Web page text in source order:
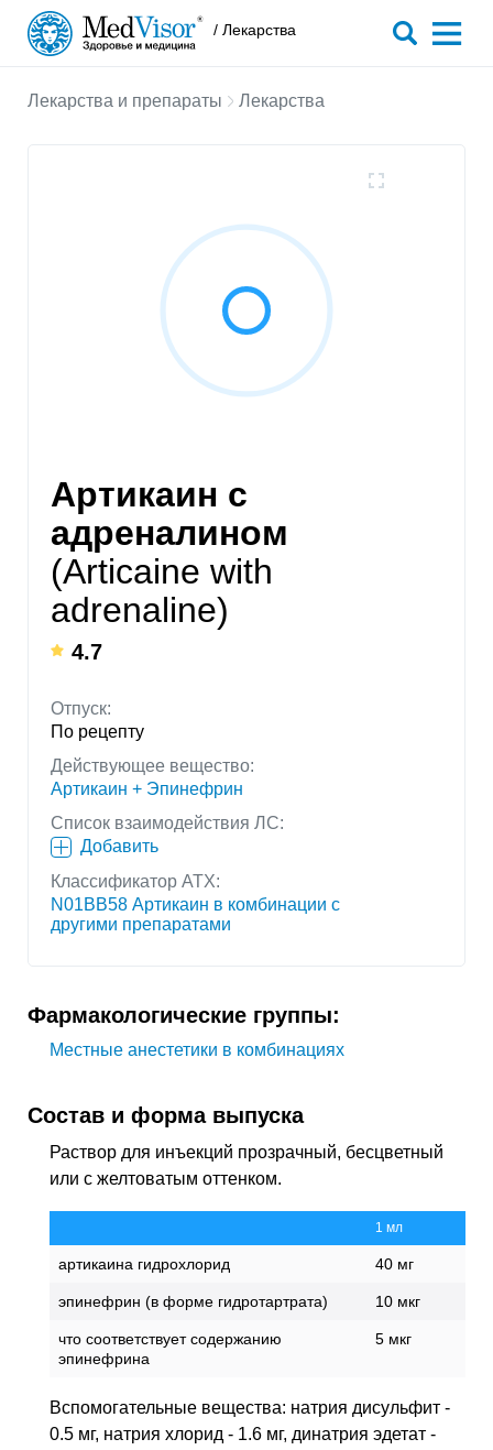
/ Лекарства
Лекарства и препараты Лекарства
Артикаин с
адреналином
(Articaine with
adrenaline)
4.7
Отпуск:
По рецепту
Действующее вещество:
Артикаин + Эпинефрин
Список взаимодействия ЛС:
Добавить
Классификатор АТХ:
N01BB58 Артикаин в комбинации с
другими препаратами
Фармакологические группы:
Местные анестетики в комбинациях
Состав и форма выпуска
Раствор для инъекций прозрачный, бесцветный
или с желтоватым оттенком.
1 мл
артикаина гидрохлорид 40 мг
эпинефрин (в форме гидротартрата) 10 мкг
что соответствует содержанию
эпинефрина
5 мкг
Вспомогательные вещества: натрия дисульфит -
0.5 мг, натрия хлорид - 1.6 мг, динатрия эдетат -